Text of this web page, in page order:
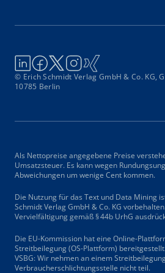
© Erich Schmidt Verlag GmbH & Co. KG,
10785 Berlin
Als Nettopreise angegebene Preise
Umsatzsteuer. Es kann wegen
Abweichungen um wenige Cent kommen.
Die Nutzung für das Text und Data Mining
Schmidt Verlag GmbH & Co. KG
Vervielfältigung gemäß § 44b UrhG
Die EU-Kommission hat eine Online-
Streitbeilegung (OS-Plattform)
VSBG: Wir nehmen an einem
Verbraucherschlichtungsstelle nicht teil.